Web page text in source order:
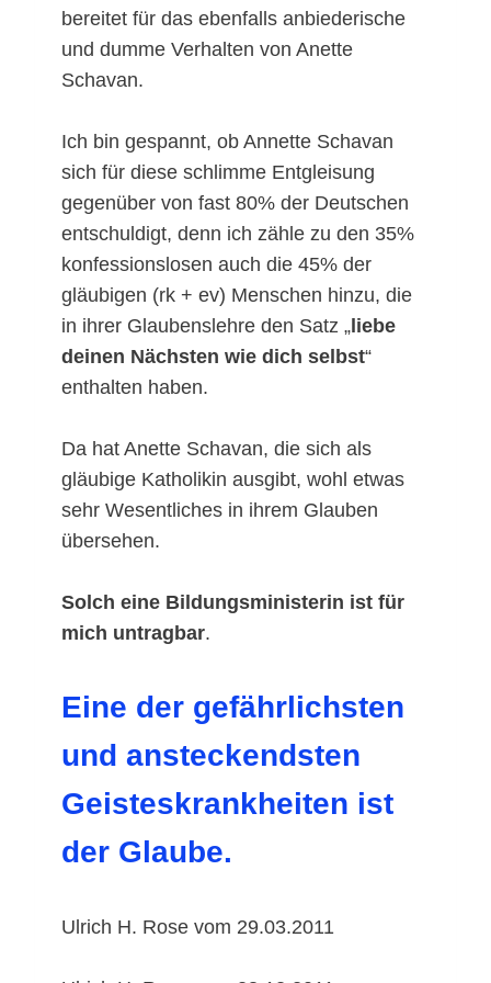
bereitet für das ebenfalls anbiederische
und dumme Verhalten von Anette
Schavan.
Ich bin gespannt, ob Annette Schavan
sich für diese schlimme Entgleisung
gegenüber von fast 80% der Deutschen
entschuldigt, denn ich zähle zu den 35%
konfessionslosen auch die 45% der
gläubigen (rk + ev) Menschen hinzu, die
in ihrer Glaubenslehre den Satz „liebe
deinen Nächsten wie dich selbst“
enthalten haben.
Da hat Anette Schavan, die sich als
gläubige Katholikin ausgibt, wohl etwas
sehr Wesentliches in ihrem Glauben
übersehen.
Solch eine Bildungsministerin ist für
mich untragbar.
Eine der gefährlichsten
und ansteckendsten
Geisteskrankheiten ist
der Glaube.
Ulrich H. Rose vom 29.03.2011